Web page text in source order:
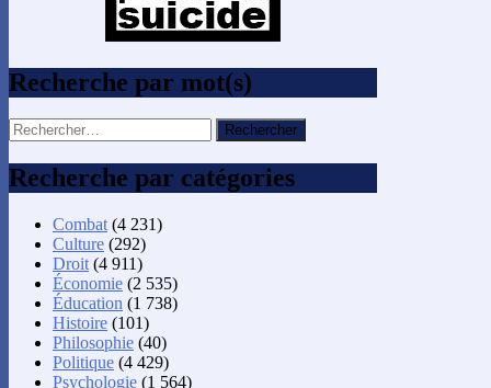
Recherche par mot(s)
Rechercher :
Recherche par catégories
Combat (4 231)
Culture (292)
Droit (4 911)
Économie (2 535)
Éducation (1 738)
Histoire (101)
Philosophie (40)
Politique (4 429)
Psychologie (1 564)